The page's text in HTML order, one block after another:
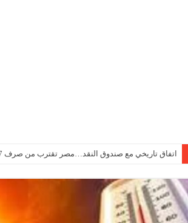
اتفاق تاريخي مع صندوق النقد…مصر تقترب من صرف 2.7 مليار دولار بعد إتمام المراجعتين